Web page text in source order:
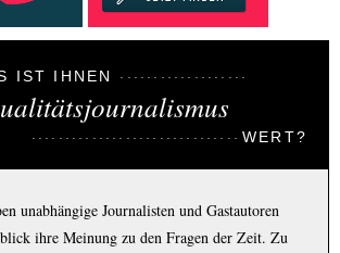
IST IHNEN
WERT?
unabhängige Journalisten und Gastautoren
ihre Meinung zu den Fragen der Zeit. Zu